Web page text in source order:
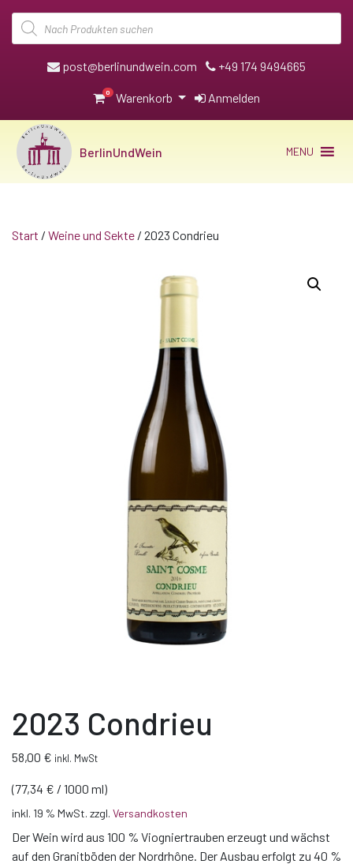
Products
search
post@berlinundwein.com +49 174 9494665
0 Warenkorb Anmelden
BerlinUndWein MENU
Start / Weine und Sekte / 2023 Condrieu
2023 Condrieu
58,00 € inkl. MwSt
(77,34 € / 1000 ml)
inkl. 19 % MwSt. zzgl. Versandkosten
Der Wein wird aus 100 % Viogniertrauben erzeugt und wächst
auf den Granitböden der Nordrhône. Der Ausbau erfolgt zu 40 %